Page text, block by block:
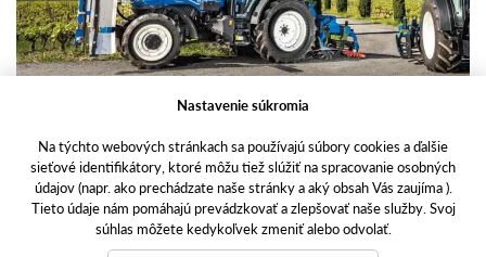
PROSPEKT T4 F/N/V
pdf / 6,3 MB
Nastavenie súkromia
Na týchto webových stránkach sa používajú súbory cookies a ďalšie
sieťové identifikátory, ktoré môžu tiež slúžiť na spracovanie osobných
údajov (napr. ako prechádzate naše stránky a aký obsah Vás zaujíma ).
Tieto údaje nám pomáhajú prevádzkovať a zlepšovať naše služby. Svoj
súhlas môžete kedykoľvek zmeniť alebo odvolať.